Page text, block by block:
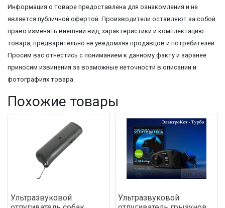
Информация о товаре предоставлена для ознакомления и не
является публичной офертой. Производители оставляют за собой
право изменять внешний вид, характеристики и комплектацию
товара, предварительно не уведомляя продавцов и потребителей.
Просим вас отнестись с пониманием к данному факту и заранее
приносим извинения за возможные неточности в описании и
фотографиях товара.
Похожие товары
Ультразвуковой
Ультразвуковой